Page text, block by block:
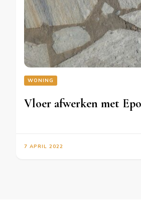
WONING
Vloer afwerken met
7 APRIL 2022